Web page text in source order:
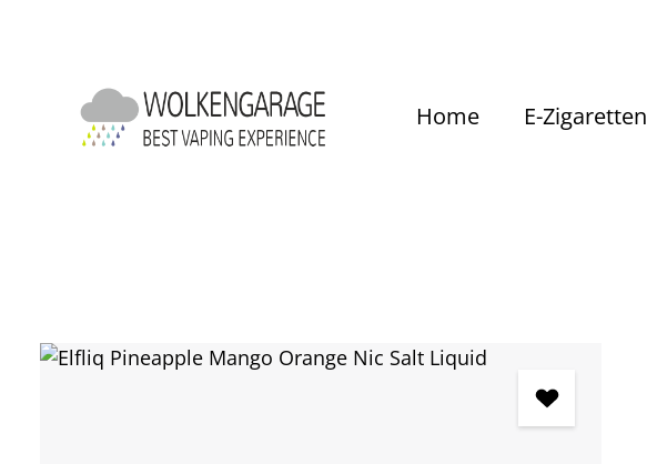
Home E-Zigaretten
Bildergalerie überspringen